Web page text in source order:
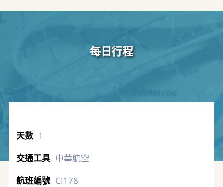
每日行程
1
中華航空
CI178